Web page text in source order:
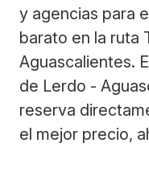
y agencias para
barato en la ruta
Aguascalientes.
de Lerdo -
reserva
el mejor precio,